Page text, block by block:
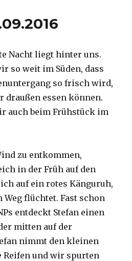
Nacht liegt hinter uns.
so weit im Süden, dass
so frisch wird,
draußen essen können.
auch beim Frühstück im
zu entkommen,
in der Früh auf den
auf ein rotes Känguruh,
Weg flüchtet. Fast schon
entdeckt Stefan einen
mitten auf der
nimmt den kleinen
Reifen und wir spurten